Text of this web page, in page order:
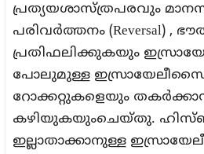
പ്രത്യയശാസ്ത്രപരവും
പരിവര്‍ത്തനം (Reversal) ,
പ്രതിഫലിക്കുകയും
പോലുമുള്ള
റോക്കറ്റുകളെയും
കഴിയുകയുംചെയ്തു.
ഇല്ലാതാക്കാനുള്ള